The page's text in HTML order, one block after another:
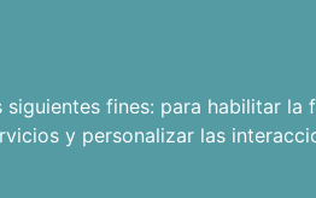
fines: para habilitar la
y personalizar las